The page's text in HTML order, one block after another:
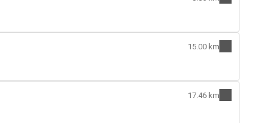
15.00 km
17.46 km